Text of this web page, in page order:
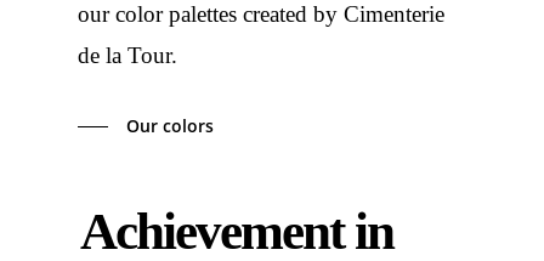
our color palettes created by Cimenterie
de la Tour.
Our colors
Achievement in